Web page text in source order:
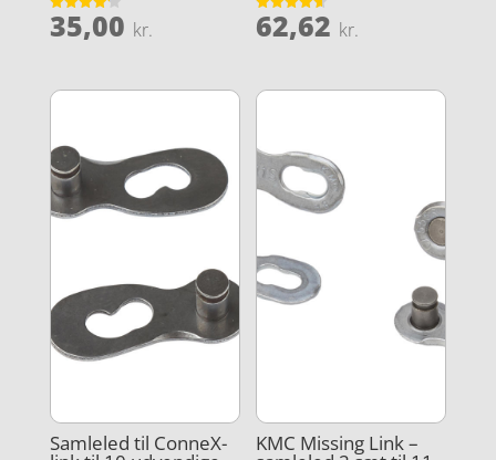
Vurderet
4.2
35,00 kr.
Vurderet
4.6
62,62 kr.
Samleled til ConneX- KMC Missing Link –